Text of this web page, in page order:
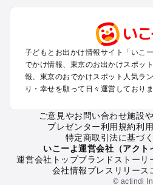
町田・相模原・愛川・上野原のプー
渋谷・原宿・恵比寿・中目黒・自
池袋・赤羽・王子・巣鴨・目白・
新宿・高田馬場・代々木・千駄ヶ
銀座・丸の内・日本橋・有楽町・
小金井・小平・西東京・東村山・
府中・調布・狛江のプールお出かけ
青梅・奥多摩のプールお出かけ
蒲田・大森・羽田周辺のプールお
葛西・新木場・亀戸・亀有・柴又
子どもとお出かけ情報サイト「いこ
でかけ情報、東京のお出かけスポッ
報、東京のおでかけスポット人気ラ
り・幸せを願って日々運営しておりま
ご意見やお問い合わせ施設
プレゼンター利用規約利
特定商取引法に基づ
いこーよ運営会社（アクト
運営会社トップブランドストーリ
会社情報プレスリリース
© actindi